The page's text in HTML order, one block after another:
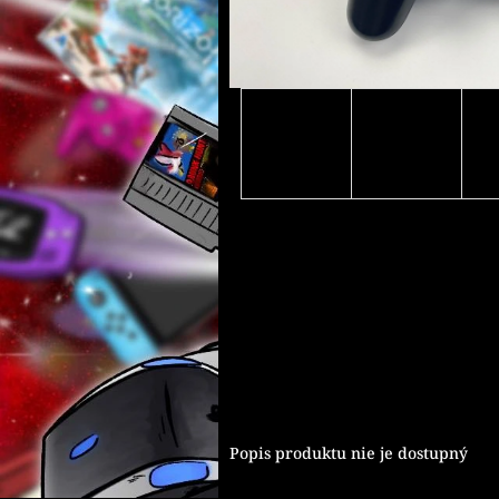
Popis produktu nie je dostupný